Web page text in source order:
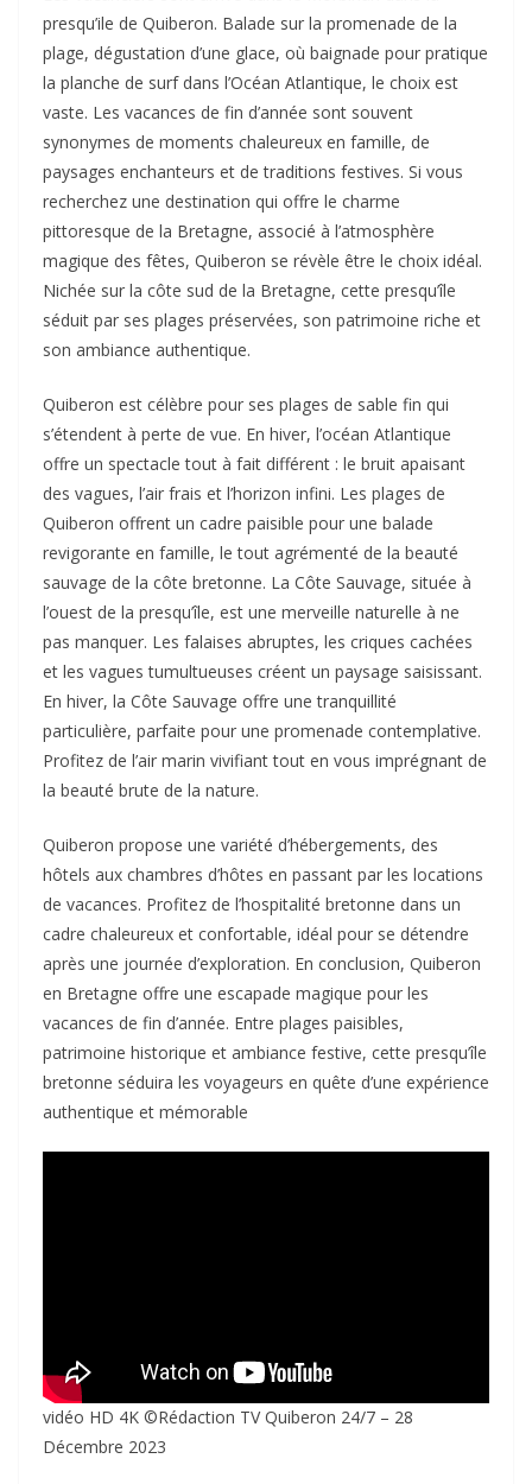
presqu’ile de Quiberon. Balade sur la promenade de la
plage, dégustation d’une glace, où baignade pour pratique
la planche de surf dans l’Océan Atlantique, le choix est
vaste. Les vacances de fin d’année sont souvent
synonymes de moments chaleureux en famille, de
paysages enchanteurs et de traditions festives. Si vous
recherchez une destination qui offre le charme
pittoresque de la Bretagne, associé à l’atmosphère
magique des fêtes, Quiberon se révèle être le choix idéal.
Nichée sur la côte sud de la Bretagne, cette presqu’île
séduit par ses plages préservées, son patrimoine riche et
son ambiance authentique.
Quiberon est célèbre pour ses plages de sable fin qui
s’étendent à perte de vue. En hiver, l’océan Atlantique
offre un spectacle tout à fait différent : le bruit apaisant
des vagues, l’air frais et l’horizon infini. Les plages de
Quiberon offrent un cadre paisible pour une balade
revigorante en famille, le tout agrémenté de la beauté
sauvage de la côte bretonne. La Côte Sauvage, située à
l’ouest de la presqu’île, est une merveille naturelle à ne
pas manquer. Les falaises abruptes, les criques cachées
et les vagues tumultueuses créent un paysage saisissant.
En hiver, la Côte Sauvage offre une tranquillité
particulière, parfaite pour une promenade contemplative.
Profitez de l’air marin vivifiant tout en vous imprégnant de
la beauté brute de la nature.
Quiberon propose une variété d’hébergements, des
hôtels aux chambres d’hôtes en passant par les locations
de vacances. Profitez de l’hospitalité bretonne dans un
cadre chaleureux et confortable, idéal pour se détendre
après une journée d’exploration. En conclusion, Quiberon
en Bretagne offre une escapade magique pour les
vacances de fin d’année. Entre plages paisibles,
patrimoine historique et ambiance festive, cette presqu’île
bretonne séduira les voyageurs en quête d’une expérience
authentique et mémorable
vidéo HD 4K ©Rédaction TV Quiberon 24/7 – 28
Décembre 2023